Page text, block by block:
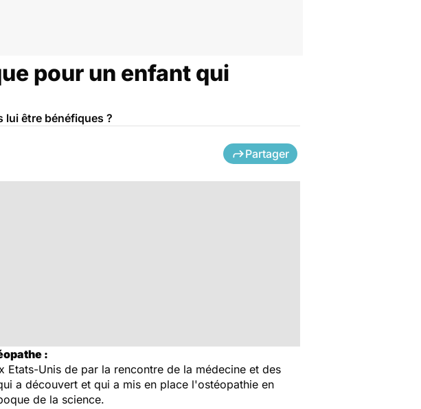
pour un enfant qui
lui être bénéfiques ?
Partager
:
Etats-Unis de par la rencontre de la médecine et des
a découvert et qui a mis en place l'ostéopathie en
de la science.